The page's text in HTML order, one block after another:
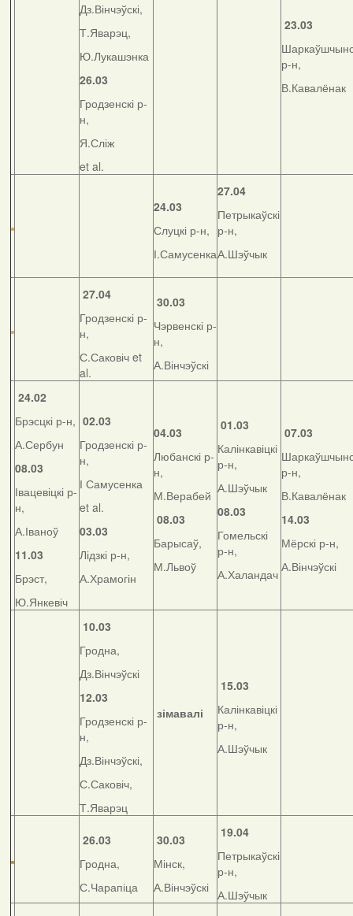
Дз.Вінчэўскі,
Т.Яварэц,
Ю.Лукашэнка
26.03
Гродзенскі р-
н,
Я.Сліж
et al.
23.03
р-н,
В.Кавалёнак
24.03
Слуцкі р-н,
І.Самусенка
27.04
Петрыкаўскі
р-н,
А.Шэўчык
27.04
Гродзенскі р-
н,
С.Саковіч et
al.
30.03
Чэрвенскі р-
н,
А.Вінчэўскі
24.02
Брэсцкі р-н,
А.Сербун
08.03
Івацевіцкі р-
н,
А.Іваноў
11.03
Брэст,
Ю.Янкевіч
02.03
Гродзенскі р-
н,
І Самусенка
et al.
03.03
Лідзкі р-н,
А.Храмогін
04.03
Любанскі р-
н,
М.Верабей
08.03
Барысаў,
М.Львоў
01.03
Калінкавіцкі
р-н,
А.Шэўчык
08.03
Гомельскі
р-н,
А.Халандач
07.03
р-н,
В.Кавалёнак
14.03
Мёрскі р-н,
А.Вінчэўскі
10.03
Гродна,
Дз.Вінчэўскі
12.03
Гродзенскі р-
н,
Дз.Вінчэўскі,
С.Саковіч,
Т.Яварэц
зімавалі
15.03
Калінкавіцкі
р-н,
А.Шэўчык
26.03
Гродна,
С.Чарапіца
30.03
Мінск,
А.Вінчэўскі
19.04
Петрыкаўскі
р-н,
А.Шэўчык